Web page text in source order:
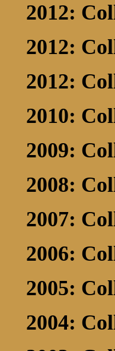
2012:
2012:
2012:
2010:
2009:
2008:
2007:
2006:
2005:
2004: